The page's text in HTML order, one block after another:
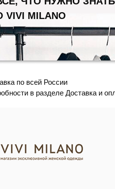
VIVI MILANO
по всей России
в разделе Доставка и